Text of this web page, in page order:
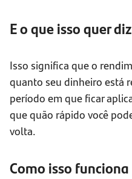
E o que isso quer
Isso significa que o
quanto seu dinheiro está
período em que ficar
que quão rápido você
volta.
Como isso